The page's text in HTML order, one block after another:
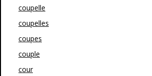
coupelle
coupelles
coupes
couple
cour